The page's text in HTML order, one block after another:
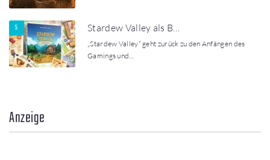
Stardew Valley als B…
„Stardew Valley“ geht zurück zu den Anfängen des
Gamings und…
Anzeige